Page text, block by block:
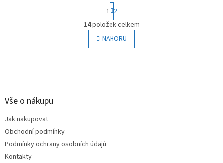
O
v
l
á
S
t
r
á
n
k
v
1 2
14položek celkem
NAHORU
Z
Vše o nákupu
Jak nakupovat
Obchodní podmínky
Podmínky ochrany osobních údajů
Kontakty